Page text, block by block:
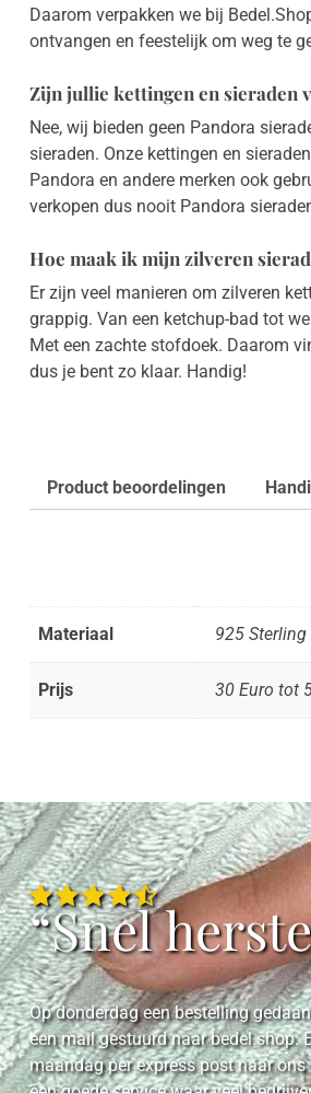
Daarom verpakken we bij
ontvangen en feestelijk om weg te
Zijn jullie kettingen en sieraden
Nee, wij bieden geen Pandora
sieraden. Onze kettingen en
Pandora en andere merken ook
verkopen dus nooit Pandora
Hoe maak ik mijn zilveren
Er zijn veel manieren om zilveren
grappig. Van een ketchup-bad tot
Met een zachte stofdoek. Daarom
dus je bent zo klaar. Handig!
Product beoordelingen
Materiaal 925
Prijs 30 Euro tot
“Snel
Op donderdag een bestelling
een mail gestuurd naar bedel.shop.
maandag per express post naar